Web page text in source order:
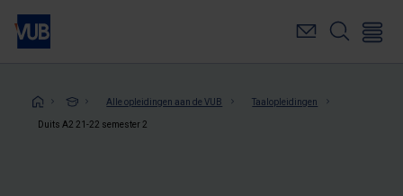
Overslaan
naar
inhoudKruimelpad
Alle opleidingen aan de VUB Taalopleidingen
Duits A2 21-22 semester 2